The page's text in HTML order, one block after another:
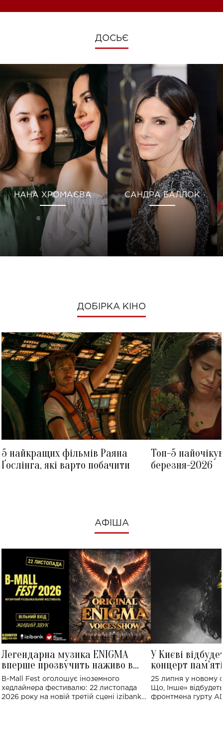
ДОСЬЄ
НАНА ХРОМАЄВА САНДРА БАЛЛОК
ДОБІРКА КІНО
5 найкращих фільмів Раяна
Ґослінга, які варто побачити
Топ-5
березня-2026
АФІША
Легендарна музика ENIGMA
вперше прозвучить наживо в
Україні: де відбудеться концерт
B-Mall Fest оголошує іноземного
хедлайнера фестивалю: 22 листопада
2026 року на новій третій сцені izibank
У Києві
концерт
Клименка:
виконають
25 липня у новому
Що, Інше»
фронтмена гурту